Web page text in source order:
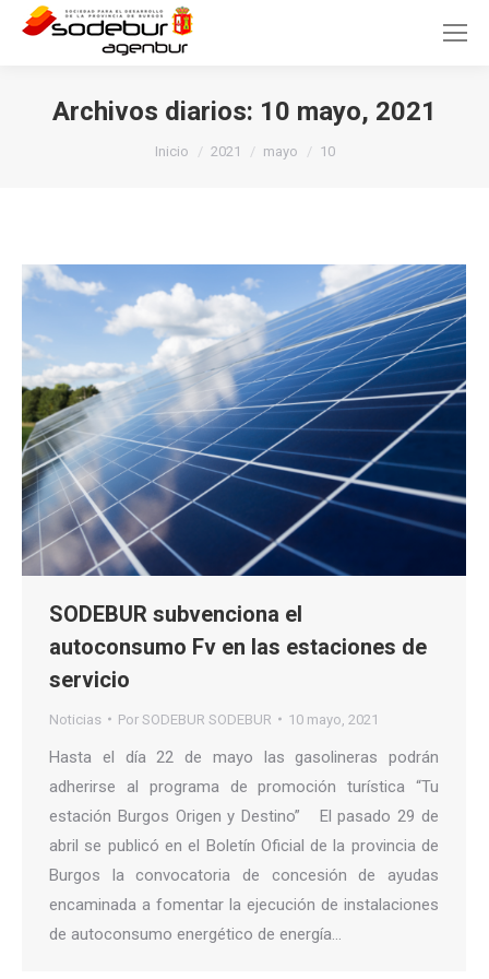
Archivos diarios: 10 mayo, 2021
Inicio 2021 mayo 10
SODEBUR subvenciona el
autoconsumo Fv en las estaciones de
servicio
Noticias Por SODEBUR SODEBUR 10 mayo, 2021
Hasta el día 22 de mayo las gasolineras podrán
adherirse al programa de promoción turística “Tu
estación Burgos Origen y Destino” El pasado 29 de
abril se publicó en el Boletín Oficial de la provincia de
Burgos la convocatoria de concesión de ayudas
encaminada a fomentar la ejecución de instalaciones
de autoconsumo energético de energía…